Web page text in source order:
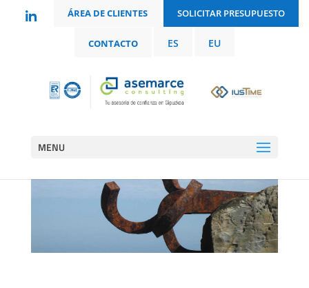
ÁREA DE CLIENTES SOLICITAR PRESUPUESTO
CONTACTO ES EU
MENU